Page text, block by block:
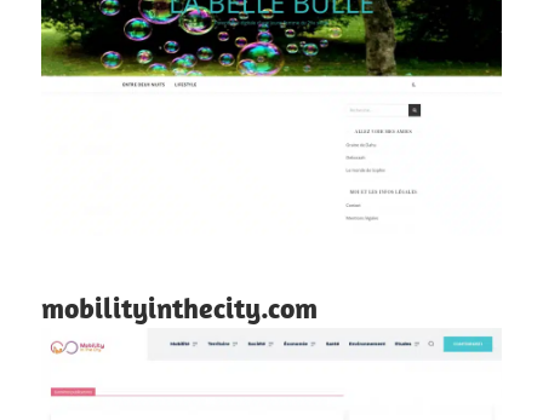
mobilityinthecity.com